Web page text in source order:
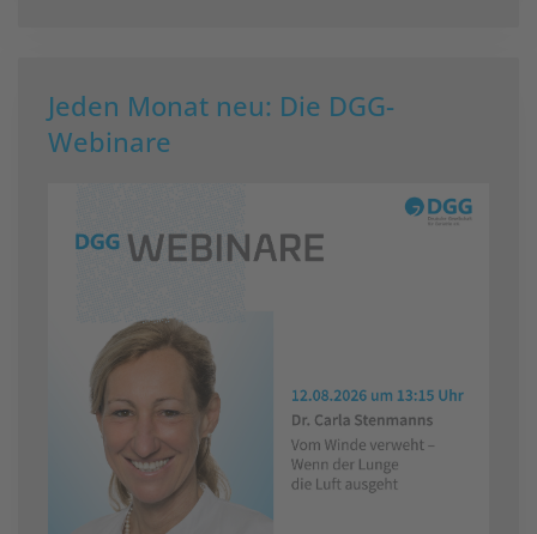
Jeden Monat neu: Die DGG-
Webinare